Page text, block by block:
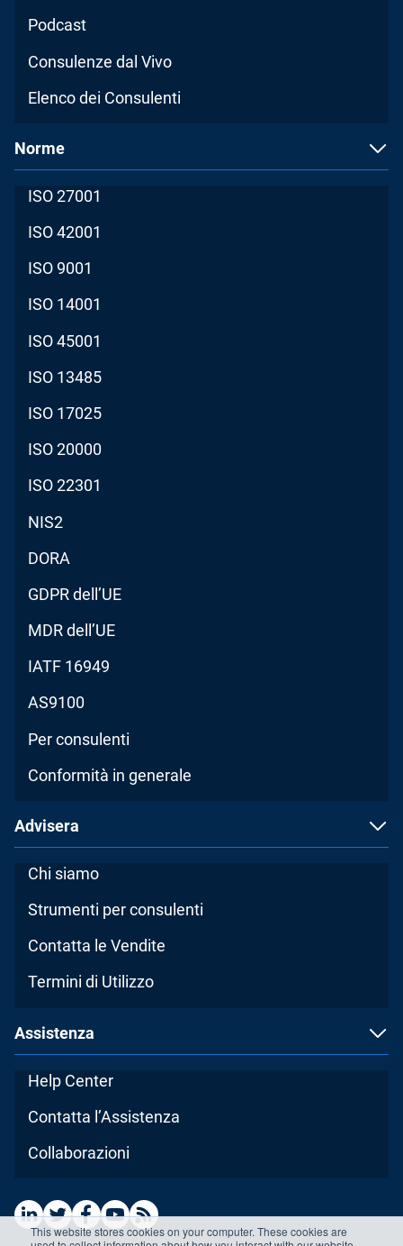
This website stores cookies on your computer. These cookies are
Podcast
Consulenze dal Vivo
Elenco dei Consulenti
Norme
ISO 27001
ISO 42001
ISO 9001
ISO 14001
ISO 45001
ISO 13485
ISO 17025
ISO 20000
ISO 22301
NIS2
DORA
GDPR dell’UE
MDR dell’UE
IATF 16949
AS9100
Per consulenti
Conformità in generale
Advisera
Chi siamo
Strumenti per consulenti
Contatta le Vendite
Termini di Utilizzo
Assistenza
Help Center
Contatta l’Assistenza
Collaborazioni